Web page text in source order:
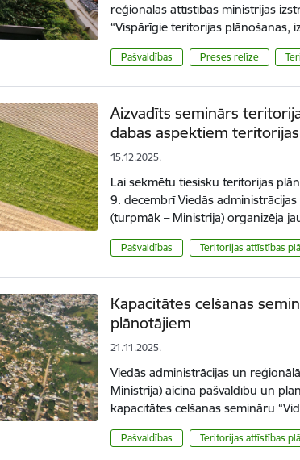
reģionālās attīstības ministrijas
“Vispārīgie teritorijas plānošanas,
Pašvaldības Preses relīze
Aizvadīts seminārs
dabas aspektiem
15.12.2025.
Lai sekmētu tiesisku teritorijas
9. decembrī Viedās
(turpmāk – Ministrija) organizēja
Pašvaldības Teritorijas attīstības
Kapacitātes celšanas
plānotājiem
21.11.2025.
Viedās administrācijas un
Ministrija) aicina pašvaldību un
kapacitātes celšanas semināru
Pašvaldības Teritorijas attīstības